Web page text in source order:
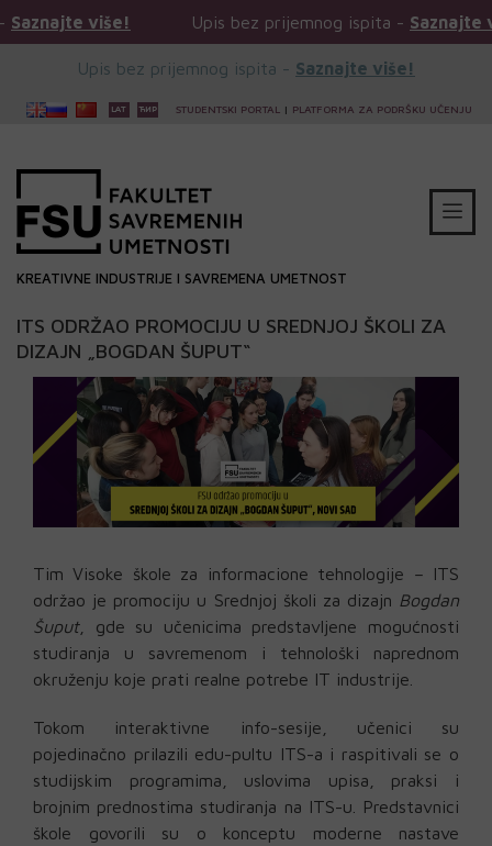
više! Upis bez prijemnog ispita -Saznajte više!
Upis bez prijemnog ispita - Saznajte više!
STUDENTSKI PORTAL | PLATFORMA ZA PODRŠKU UČENJU
KREATIVNE INDUSTRIJE I SAVREMENA UMETNOST
ITS ODRŽAO PROMOCIJU U SREDNJOJ ŠKOLI ZA
DIZAJN „BOGDAN ŠUPUT“
Tim Visoke škole za informacione tehnologije – ITS
održao je promociju u Srednjoj školi za dizajn Bogdan
Šuput, gde su učenicima predstavljene mogućnosti
studiranja u savremenom i tehnološki naprednom
okruženju koje prati realne potrebe IT industrije.
Tokom interaktivne info-sesije, učenici su
pojedinačno prilazili edu-pultu ITS-a i raspitivali se o
studijskim programima, uslovima upisa, praksi i
brojnim prednostima studiranja na ITS-u. Predstavnici
škole govorili su o konceptu moderne nastave